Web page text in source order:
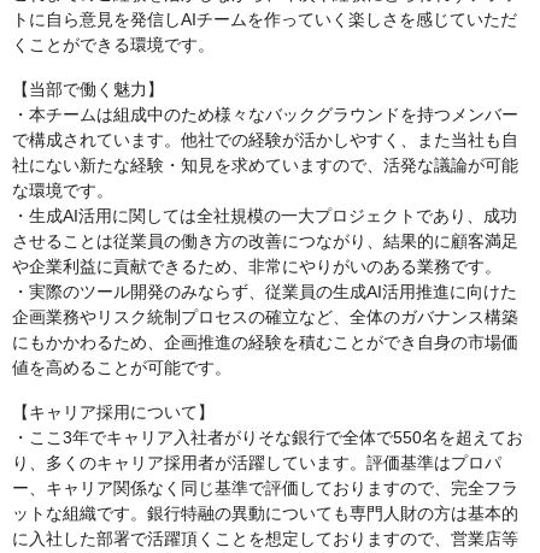
トに自ら意見を発信しAIチームを作っていく楽しさを感じていただ
くことができる環境です。
【当部で働く魅力】
・本チームは組成中のため様々なバックグラウンドを持つメンバー
で構成されています。他社での経験が活かしやすく、また当社も自
社にない新たな経験・知見を求めていますので、活発な議論が可能
な環境です。
・生成AI活用に関しては全社規模の一大プロジェクトであり、成功
させることは従業員の働き方の改善につながり、結果的に顧客満足
や企業利益に貢献できるため、非常にやりがいのある業務です。
・実際のツール開発のみならず、従業員の生成AI活用推進に向けた
企画業務やリスク統制プロセスの確立など、全体のガバナンス構築
にもかかわるため、企画推進の経験を積むことができ自身の市場価
値を高めることが可能です。
【キャリア採用について】
・ここ3年でキャリア入社者がりそな銀行で全体で550名を超えてお
り、多くのキャリア採用者が活躍しています。評価基準はプロパ
ー、キャリア関係なく同じ基準で評価しておりますので、完全フラ
ットな組織です。銀行特融の異動についても専門人財の方は基本的
に入社した部署で活躍頂くことを想定しておりますので、営業店等